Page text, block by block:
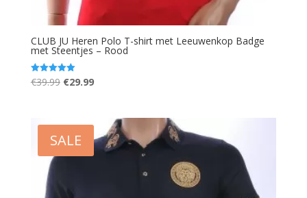
CLUB JU Heren Polo T-shirt met Leeuwenkop Badge
met Steentjes – Rood
Gewaardeerd
5.00
€39.99 Oorspronkelijke
€39.99.
€29.99Huidige
€29.99.
SALE